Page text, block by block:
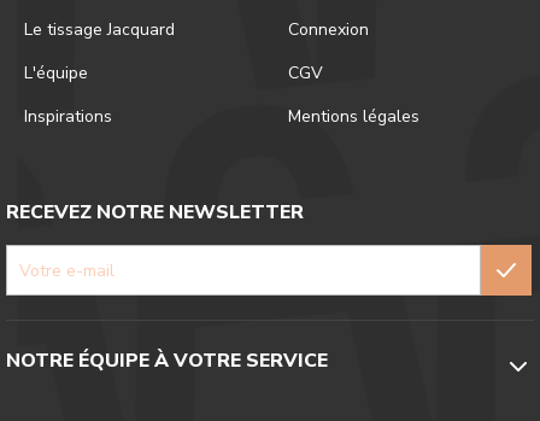
Le tissage Jacquard
L'équipe
Inspirations
Connexion
CGV
Mentions légales
RECEVEZ NOTRE NEWSLETTER
NOTRE ÉQUIPE À VOTRE SERVICE